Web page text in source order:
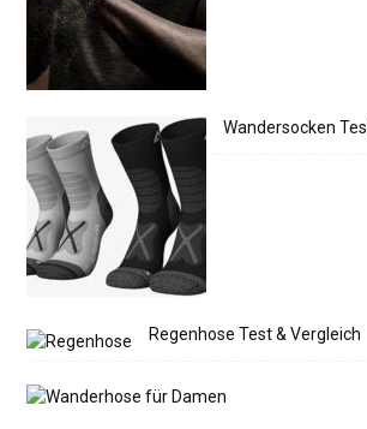
Wandersocken
Regenhose Test & Vergleich